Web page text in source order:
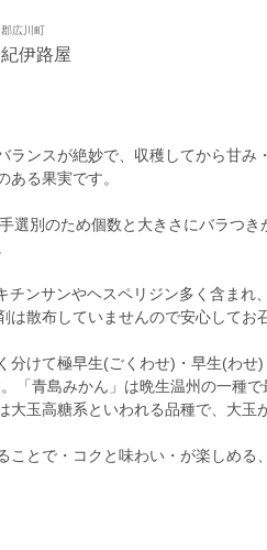
広川町
伊路屋
ランスが絶妙で、収穫してから甘み
ある果実です。
選別のため個数と大きさにバラつ
チンサンやヘスペリジン多く含まれ
は散布していませんので安心してお
分けて極早生(ごくわせ)・早生(わ
「青島みかん」は晩生温州の一種で
大玉高糖系といわれる品種で、大玉
ことで・コクと味わい・が楽しめる